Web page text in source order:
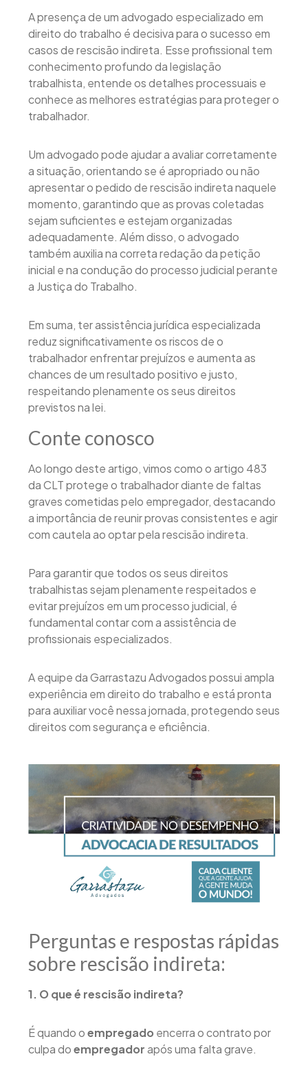
A presença de um advogado especializado em
direito do trabalho é decisiva para o sucesso em
casos de rescisão indireta. Esse profissional tem
conhecimento profundo da legislação
trabalhista, entende os detalhes processuais e
conhece as melhores estratégias para proteger o
trabalhador.
Um advogado pode ajudar a avaliar corretamente
a situação, orientando se é apropriado ou não
apresentar o pedido de rescisão indireta naquele
momento, garantindo que as provas coletadas
sejam suficientes e estejam organizadas
adequadamente. Além disso, o advogado
também auxilia na correta redação da petição
inicial e na condução do processo judicial perante
a Justiça do Trabalho.
Em suma, ter assistência jurídica especializada
reduz significativamente os riscos de o
trabalhador enfrentar prejuízos e aumenta as
chances de um resultado positivo e justo,
respeitando plenamente os seus direitos
previstos na lei.
Conte conosco
Ao longo deste artigo, vimos como o artigo 483
da CLT protege o trabalhador diante de faltas
graves cometidas pelo empregador, destacando
a importância de reunir provas consistentes e agir
com cautela ao optar pela rescisão indireta.
Para garantir que todos os seus direitos
trabalhistas sejam plenamente respeitados e
evitar prejuízos em um processo judicial, é
fundamental contar com a assistência de
profissionais especializados.
A equipe da Garrastazu Advogados possui ampla
experiência em direito do trabalho e está pronta
para auxiliar você nessa jornada, protegendo seus
direitos com segurança e eficiência.
Perguntas e respostas rápidas
sobre rescisão indireta:
1. O que é rescisão indireta?
É quando oempregado encerra o contrato por
culpa doempregadorapós uma falta grave.